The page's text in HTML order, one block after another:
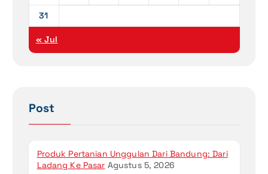
31
« Jul
Post
Produk Pertanian Unggulan Dari Bandung: Dari
Ladang Ke Pasar Agustus 5, 2026